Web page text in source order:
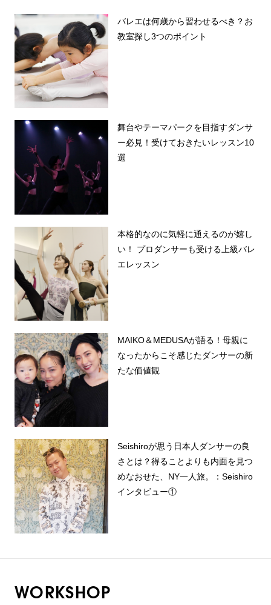
バレエは何歳から習わせるべき？お
教室探し3つのポイント
舞台やテーマパークを目指すダンサ
ー必見！受けておきたいレッスン10
選
本格的なのに気軽に通えるのが嬉し
い！ プロダンサーも受ける上級バレ
エレッスン
MAIKO＆MEDUSAが語る！母親に
なったからこそ感じたダンサーの新
たな価値観
Seishiroが思う日本人ダンサーの良
さとは？得ることよりも内面を見つ
めなおせた、NY一人旅。：Seishiro
インタビュー①
WORKSHOP